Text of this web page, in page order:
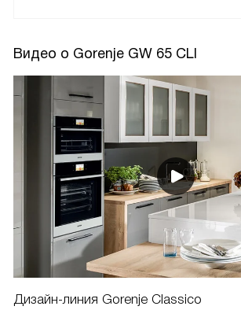
Видео о Gorenje GW 65 CLI
Дизайн-линия Gorenje Classico